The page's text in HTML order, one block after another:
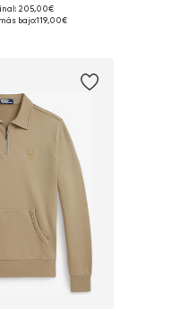
S, M, L, XL, XXL
205,00€
bajo:119,00€